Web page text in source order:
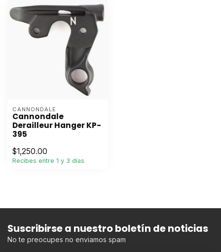
CANNONDALE
Cannondale
Derailleur Hanger KP-
395
$1,250.00
Recibes entre 1 y 3 días
Suscribirse a nuestro boletín de noticias
No te preocupes no enviamos spam